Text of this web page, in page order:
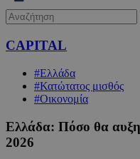
CAPITAL
#Ελλάδα
#Κατώτατος μισθός
#Οικονομία
Ελλάδα: Πόσο θα
2026